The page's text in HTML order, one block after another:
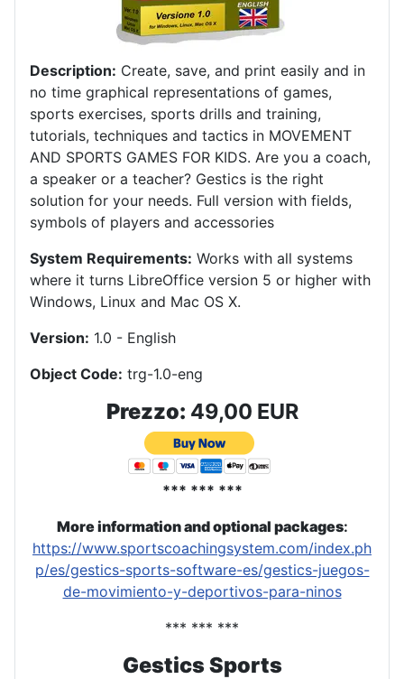
Description: Create, save, and print easily and in
no time graphical representations of games,
sports exercises, sports drills and training,
tutorials, techniques and tactics in MOVEMENT
AND SPORTS GAMES FOR KIDS. Are you a coach,
a speaker or a teacher? Gestics is the right
solution for your needs. Full version with fields,
symbols of players and accessories
System Requirements: Works with all systems
where it turns LibreOffice version 5 or higher with
Windows, Linux and Mac OS X.
Version: 1.0 - English
Object Code: trg-1.0-eng
Prezzo: 49,00 EUR
*** *** ***
More information and optional packages:
https://www.sportscoachingsystem.com/index.ph
p/es/gestics-sports-software-es/gestics-juegos-
de-movimiento-y-deportivos-para-ninos
*** *** ***
Gestics Sports